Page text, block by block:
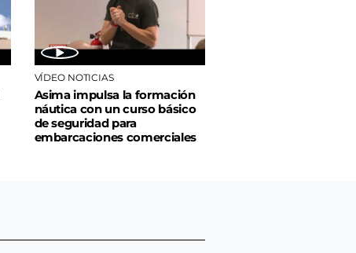
VÍDEO NOTICIAS
Asima impulsa la formación
náutica con un curso básico
de seguridad para
embarcaciones comerciales